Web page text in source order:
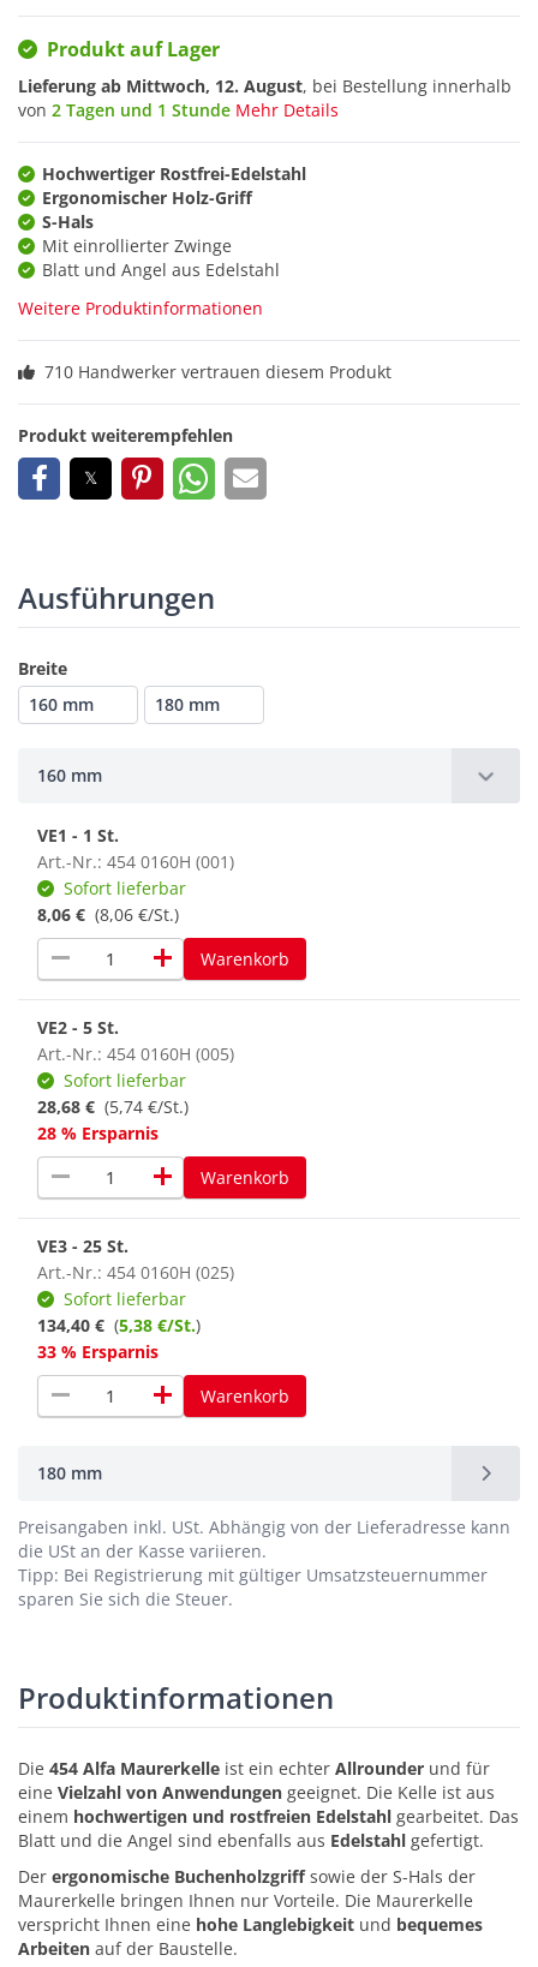
Produkt auf Lager
Lieferung ab Mittwoch, 12. August, bei Bestellung innerhalb
von 2 Tagen und 1 Stunde Mehr Details
Hochwertiger Rostfrei-Edelstahl
Ergonomischer Holz-Griff
S-Hals
Mit einrollierter Zwinge
Blatt und Angel aus Edelstahl
Weitere Produktinformationen
710 Handwerker vertrauen diesem Produkt
Produkt weiterempfehlen
Ausführungen
Breite
160 mm
180 mm
160 mm
VE1 - 1 St.
Art.-Nr.: 454 0160H (001)
Sofort lieferbar
8,06 € (8,06 €/St.)
remove add Warenkorb
VE2 - 5 St.
Art.-Nr.: 454 0160H (005)
Sofort lieferbar
28,68 € (5,74 €/St.)
28 % Ersparnis
remove add Warenkorb
VE3 - 25 St.
Art.-Nr.: 454 0160H (025)
Sofort lieferbar
134,40 € (5,38 €/St.)
33 % Ersparnis
remove add Warenkorb
180 mm
Preisangaben inkl. USt. Abhängig von der Lieferadresse kann
die USt an der Kasse variieren.
Tipp: Bei Registrierung mit gültiger Umsatzsteuernummer
sparen Sie sich die Steuer.
Produktinformationen
Die 454 Alfa Maurerkelle ist ein echter Allrounder und für
eine Vielzahl von Anwendungen geeignet. Die Kelle ist aus
einem hochwertigen und rostfreien Edelstahl gearbeitet. Das
Blatt und die Angel sind ebenfalls aus Edelstahl gefertigt.
Der ergonomische Buchenholzgriffsowie der S-Hals der
Maurerkelle bringen Ihnen nur Vorteile. Die Maurerkelle
verspricht Ihnen eine hohe Langlebigkeit und bequemes
Arbeiten auf der Baustelle.